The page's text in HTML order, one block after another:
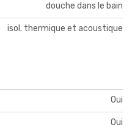
douche dans le bain
isol. thermique et acoustique
Oui
Oui